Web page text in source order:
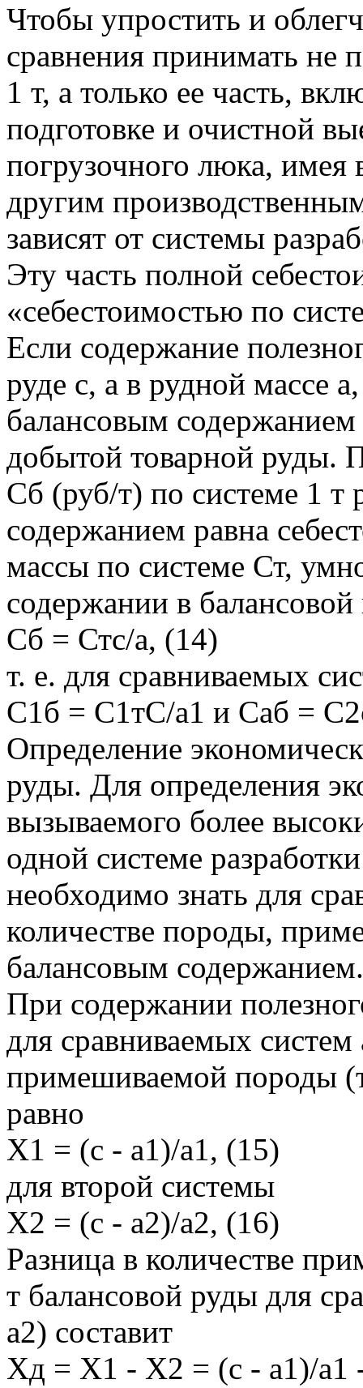
Чтобы упростить и
сравнения принимать не
1 т, а только ее часть,
подготовке и очистной
погрузочного люка, имея
другим
зависят от системы
Эту часть полной
«себестоимостью по
Если содержание
руде с, а в рудной массе
балансовым
добытой товарной руды.
Сб (руб/т) по системе 1 т
содержанием равна
массы по системе Ст,
содержании в
Сб = Стс/а, (14)
т. е. для сравниваемых
С1б = С1тС/а1 и Саб =
Определение
руды. Для определения
вызываемого более
одной системе
необходимо знать для
количестве породы,
балансовым содержанием.
При содержании
для сравниваемых систем
примешиваемой породы
равно
Х1 = (с - а1)/а1, (15)
для второй системы
Х2 = (с - а2)/а2, (16)
Разница в количестве
т балансовой руды для
а2) составит
Хд = Х1 - Х2 = (с - а1)/а1